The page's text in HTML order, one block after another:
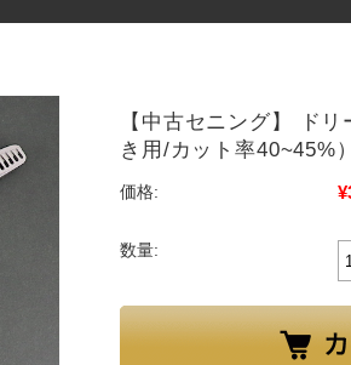
【中古セニング】 ド
き用/カット率40~45%
価格:
数量: